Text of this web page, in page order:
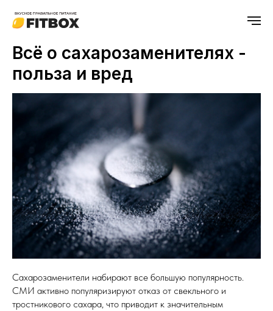
Всё о сахарозаменителях -
польза и вред
Сахарозаменители набирают все большую популярность.
СМИ активно популяризируют отказ от свекльного и
тростникового сахара, что приводит к значительным